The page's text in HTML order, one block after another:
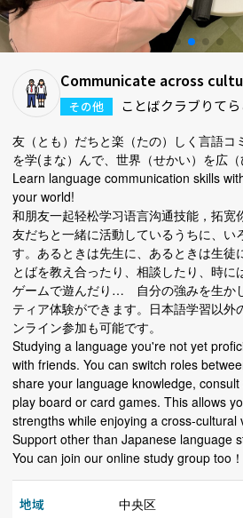
Communicate across
その他 ことばクラブりて
友（とも）だちと楽（たの）しく言語コ
を学(まな）んで、世界（せかい）を広（
Learn language communication skills
your world!
和朋友一起轻松学习语言沟通技能，拓宽
友だちと一緒に活動しているうちに、い
す。あるときは先生に、あるときは生徒
とばを教え合ったり、相談したり、時に
ゲームで遊んだり… 自分の強みを生か
ティア体験ができます。日本語学習以外
ンライン参加も可能です。
Studying a language you're not yet
with friends. You can switch roles
share your language knowledge,
play board or card games. This allows
strengths while enjoying a cross-cultural
Support other than Japanese language
You can join our online study group too！
地域 中央区